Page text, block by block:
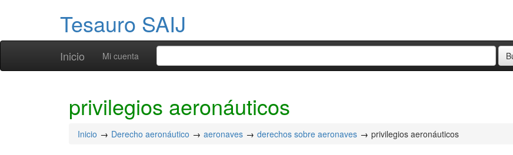
Tesauro SAIJ
Inicio Mi cuenta
privilegios aeronáuticos
Inicio Derecho aeronáutico aeronaves derechos sobre aeronaves privilegios aeronáuticos